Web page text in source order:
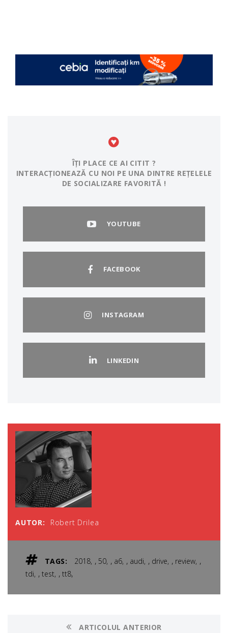
ÎȚI PLACE CE AI CITIT ?
INTERACȚIONEAZĂ CU NOI PE UNA DINTRE REȚELELE
DE SOCIALIZARE FAVORITĂ !
YOUTUBE
FACEBOOK
INSTAGRAM
LINKEDIN
AUTOR: Robert Drilea
TAGS: 2018 , 50 , a6 , audi , drive , review ,
tdi , test , tt8,
ARTICOLUL ANTERIOR